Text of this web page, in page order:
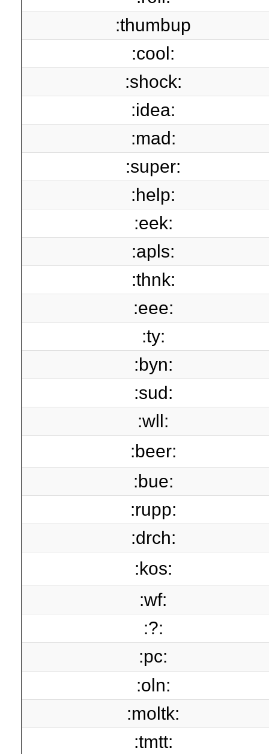
:thumbup
:cool:
:shock:
:idea:
:mad:
:super:
:help:
:eek:
:apls:
:thnk:
:eee:
:ty:
:byn:
:sud:
:wll:
:beer:
:bue:
:rupp:
:drch:
:kos:
:wf:
:?:
:pc:
:oln:
:moltk:
:tmtt: